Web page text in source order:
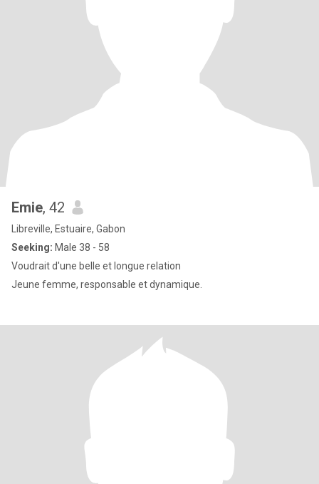
Emie, 42
Libreville, Estuaire, Gabon
Seeking: Male 38 - 58
Voudrait d'une belle et longue relation
Jeune femme, responsable et dynamique.